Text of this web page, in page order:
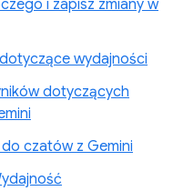
i zapisz zmiany w
wydajności
dotyczących
czatów z Gemini